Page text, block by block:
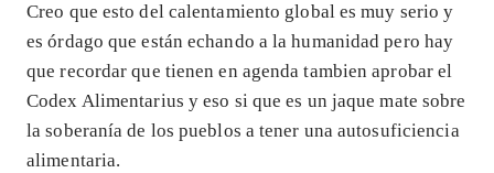
Creo que esto del calentamiento global es muy serio y
es órdago que están echando a la humanidad pero hay
que recordar que tienen en agenda tambien aprobar el
Codex Alimentarius y eso si que es un jaque mate sobre
la soberanía de los pueblos a tener una autosuficiencia
alimentaria.